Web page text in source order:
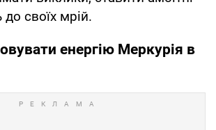
до своїх мрій.
енергію Меркурія в